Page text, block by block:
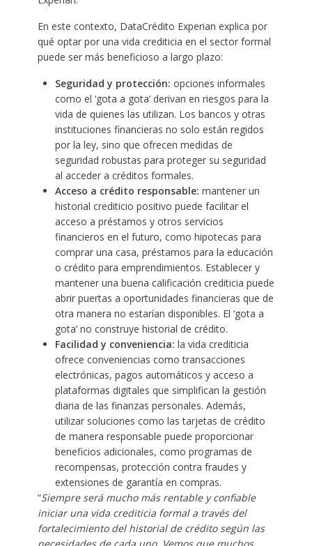
En este contexto, DataCrédito Experian explica por
qué optar por una vida crediticia en el sector formal
puede ser más beneficioso a largo plazo:
Seguridad y protección: opciones informales
como el ‘gota a gota’ derivan en riesgos para la
vida de quienes las utilizan. Los bancos y otras
instituciones financieras no solo están regidos
por la ley, sino que ofrecen medidas de
seguridad robustas para proteger su seguridad
al acceder a créditos formales.
Acceso a crédito responsable: mantener un
historial crediticio positivo puede facilitar el
acceso a préstamos y otros servicios
financieros en el futuro, como hipotecas para
comprar una casa, préstamos para la educación
o crédito para emprendimientos. Establecer y
mantener una buena calificación crediticia puede
abrir puertas a oportunidades financieras que de
otra manera no estarían disponibles. El ‘gota a
gota’ no construye historial de crédito.
Facilidad y conveniencia: la vida crediticia
ofrece conveniencias como transacciones
electrónicas, pagos automáticos y acceso a
plataformas digitales que simplifican la gestión
diaria de las finanzas personales. Además,
utilizar soluciones como las tarjetas de crédito
de manera responsable puede proporcionar
beneficios adicionales, como programas de
recompensas, protección contra fraudes y
extensiones de garantía en compras.
“Siempre será mucho más rentable y confiable
iniciar una vida crediticia formal a través del
fortalecimiento del historial de crédito según las